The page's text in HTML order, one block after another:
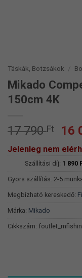
Táskák, Botzsákok /
Mikado
150cm 4K
17 790Ft
price
17
790
16
Jelenleg nem
Szállítási díj: 1 890
Gyors szállítás: 2-5
Megbízható kereskedő:
Márka: Mikado
Cikkszám: